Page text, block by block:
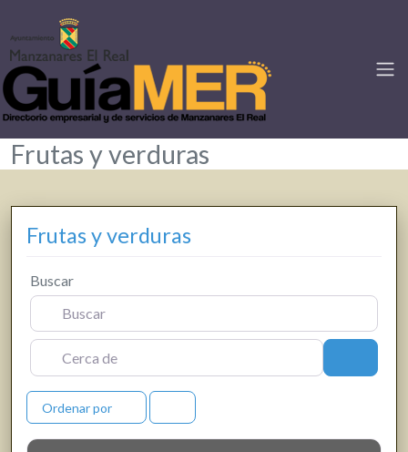
Frutas y verduras
Frutas y verduras
Buscar
Cerca de
Ordenar por